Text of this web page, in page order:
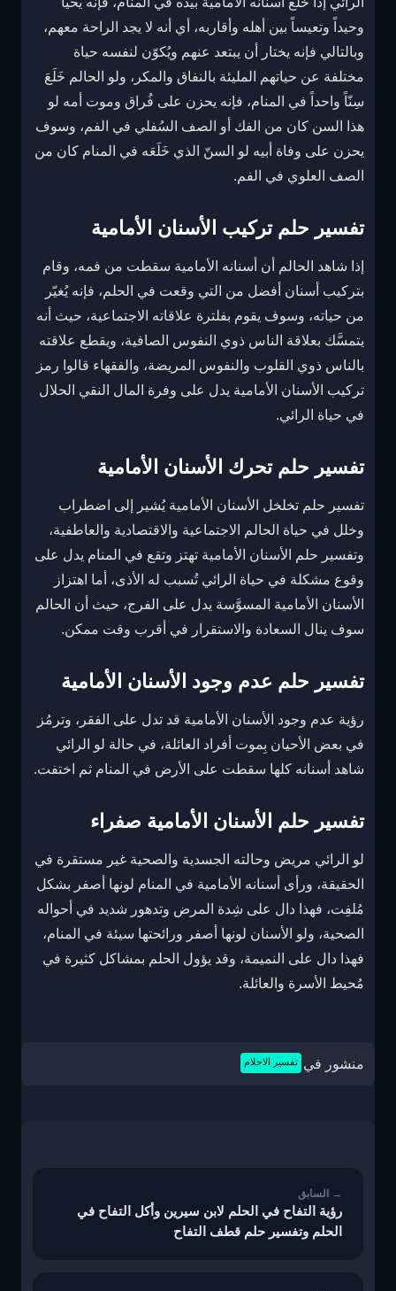
وحيداً وتعيساً بين أهله وأقاربه، أي أنه لا يجد الراحة معهم،
وبالتالي فإنه يختار أن يبتعد عنهم ويُكوّن لنفسه حياة
مختلفة عن حياتهم المليئة بالنفاق والمكر، ولو الحالم خَلَعَ
سِنّاً واحداً في المنام، فإنه يحزن على فُراق وموت أمه لو
هذا السن كان من الفك أو الصف السُفلي في الفم، وسوف
يحزن على وفاة أبيه لو السنّ الذي خَلَعَه في المنام كان من
الصف العلوي في الفم.
تفسير حلم تركيب الأسنان الأمامية
إذا شاهد الحالم أن أسنانه الأمامية سقطت من فمه، وقام
بتركيب أسنان أفضل من التي وقعت في الحلم، فإنه يُغيّر
من حياته، وسوف يقوم بفلترة علاقاته الاجتماعية، حيث أنه
يتمسَّك بعلاقة الناس ذوي النفوس الصافية، ويقطع علاقته
بالناس ذوي القلوب والنفوس المريضة، والفقهاء قالوا رمز
تركيب الأسنان الأمامية يدل على وفرة المال النقي الحلال
في حياة الرائي.
تفسير حلم تحرك الأسنان الأمامية
تفسير حلم تخلخل الأسنان الأمامية يُشير إلى اضطراب
وخلل في حياة الحالم الاجتماعية والاقتصادية والعاطفية،
وتفسير حلم الأسنان الأمامية تهتز وتقع في المنام يدل على
وقوع مشكلة في حياة الرائي تُسبب له الأذى، أما اهتزاز
الأسنان الأمامية المسوَّسة يدل على الفرج، حيث أن الحالم
سوف ينال السعادة والاستقرار في أقرب وقت ممكن.
تفسير حلم عدم وجود الأسنان الأمامية
رؤية عدم وجود الأسنان الأمامية قد تدل على الفقر، وترمُز
في بعض الأحيان بِموت أفراد العائلة، في حالة لو الرائي
شاهد أسنانه كلها سقطت على الأرض في المنام ثم اختفت.
تفسير حلم الأسنان الأمامية صفراء
لو الرائي مريض وحالته الجسدية والصحية غير مستقرة في
الحقيقة، ورأى أسنانه الأمامية في المنام لونها أصفر بشكل
مُلفِت، فهذا دال على شِدة المرض وتدهور شديد في أحواله
الصحية، ولو الأسنان لونها أصفر ورائحتها سيئة في المنام،
فهذا دال على النميمة، وقد يؤول الحلم بمشاكل كثيرة في
مُحيط الأسرة والعائلة.
منشور في تفسير الاحلام
رؤية التفاح في الحلم لابن سيرين وأكل التفاح في
الحلم وتفسير حلم قطف التفاح